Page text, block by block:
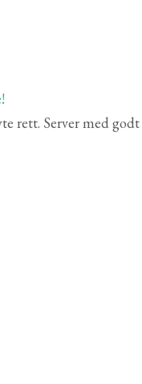
rett. Server med